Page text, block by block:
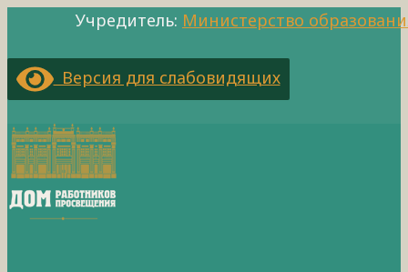
Учредитель: Министерство
Версия для слабовидящих